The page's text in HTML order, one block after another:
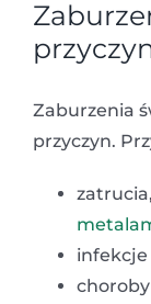
Zaburzenia
przyczyn.